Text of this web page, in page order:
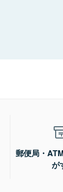
郵便局・
が